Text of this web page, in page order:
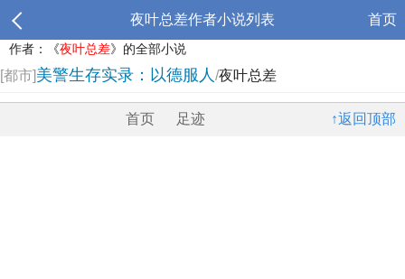
夜叶总差作者小说列表 首页
作者：《夜叶总差》的全部小说
[都市]美警生存实录：以德服人/夜叶总差
↑返回顶部
首页 足迹